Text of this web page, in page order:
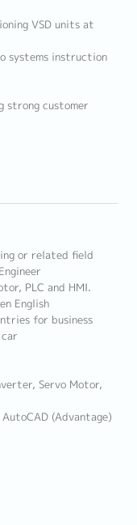
VSD units at
systems instruction
strong customer
or related field
PLC and HMI.
English
for business
Servo Motor,
(Advantage)